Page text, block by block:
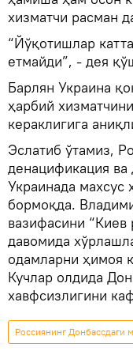
хизматчи расман
“Йўқотишлар
етмайди”, - дея
Барлян Украина
ҳарбий
кераклигига
Эслатиб ўтамиз,
денацификация ва
Украинада махсус
бормоқда.
вазифасини
давомида
одамларни ҳимоя
Кучлар олдида
хавфсизлигини
Россиянинг Донбассдаги